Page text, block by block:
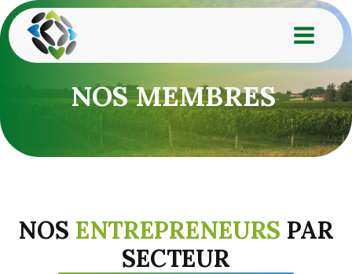
NOS MEMBRES
NOS ENTREPRENEURS PAR
SECTEUR